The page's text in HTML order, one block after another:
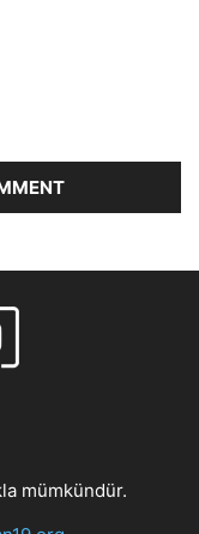
mümkündür.